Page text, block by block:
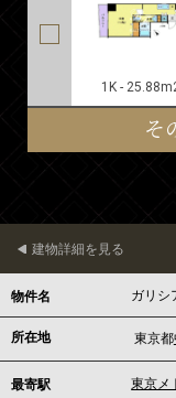
1K -
そ
建物詳細を見る
物件名 ガリシ
所在地 東京都
最寄駅 東京メ